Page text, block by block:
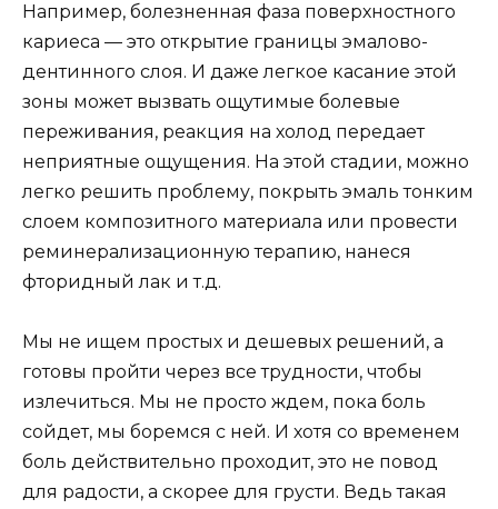
Например, болезненная фаза поверхностного
кариеса — это открытие границы эмалово-
дентинного слоя. И даже легкое касание этой
зоны может вызвать ощутимые болевые
переживания, реакция на холод передает
неприятные ощущения. На этой стадии, можно
легко решить проблему, покрыть эмаль тонким
слоем композитного материала или провести
реминерализационную терапию, нанеся
фторидный лак и т.д.
Мы не ищем простых и дешевых решений, а
готовы пройти через все трудности, чтобы
излечиться. Мы не просто ждем, пока боль
сойдет, мы боремся с ней. И хотя со временем
боль действительно проходит, это не повод
для радости, а скорее для грусти. Ведь такая